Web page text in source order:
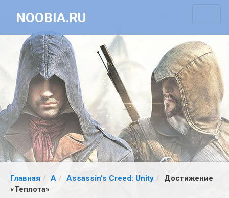
NOOBIA.RU
Главная A Assassin's Creed: Unity
Достижение
«Теплота»